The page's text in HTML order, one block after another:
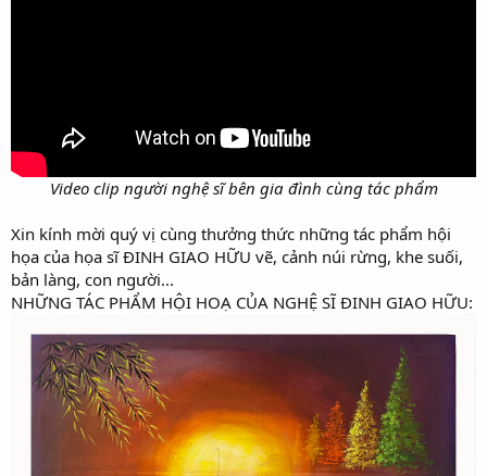
Video clip người nghệ sĩ bên gia đình cùng tác phẩm
Xin kính mời quý vị cùng thưởng thức những tác phẩm hội
họa của họa sĩ ĐINH GIAO HỮU vẽ, cảnh núi rừng, khe suối,
bản làng, con người...
NHỮNG TÁC PHẨM HỘI HOẠ CỦA NGHỆ SĨ ĐINH GIAO HỮU: